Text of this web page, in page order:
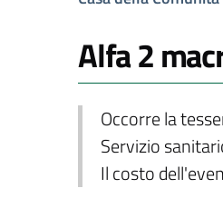
Alfa 2
Occorre la
Servizio
Il costo